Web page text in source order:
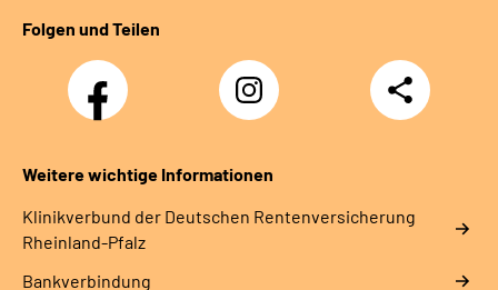
Folgen und Teilen
Facebook
Instagram
DRV
Nachwuchskräfte
Teilen
Weitere wichtige Informationen
Klinikverbund der Deutschen Rentenversicherung
Rheinland-Pfalz
Bankverbindung